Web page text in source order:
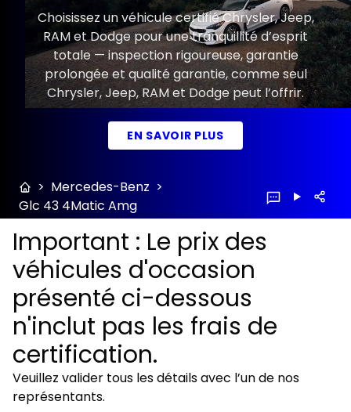
Choisissez un véhicule certifié Chrysler, Jeep,
RAM et Dodge pour une tranquillité d’esprit
totale — inspection rigoureuse, garantie
prolongée et qualité garantie, comme seul
Chrysler, Jeep, RAM et Dodge peut l’offrir.
EN SAVOIR PLUS
> Mercedes-Benz >
Glc 43 4Matic Amg
Important : Le prix des
véhicules d'occasion
présenté ci-dessous
n'inclut pas les frais de
certification.
Veuillez valider tous les détails avec l’un de nos
représentants.